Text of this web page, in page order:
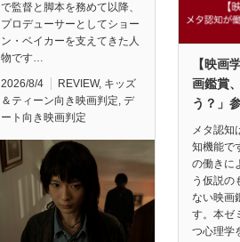
で監督と脚本を務めて以降、
プロデューサーとしてショー
ン・ベイカーを支えてきた人
物です…
2026/8/4 REVIEW, キッズ
＆ティーン向き映画判定, デ
ート向き映画判定
【映画
画鑑賞
う？」
メタ認知
知機能で
の働きに
う仮説の
ない映画
す。本ゼ
つ心理学